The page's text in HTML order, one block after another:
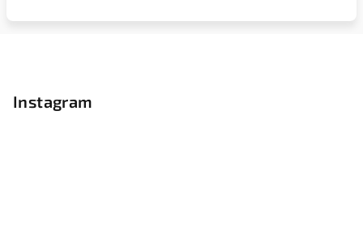
Instagram